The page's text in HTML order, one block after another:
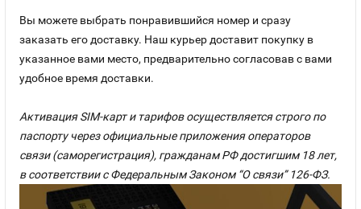
Вы можете выбрать понравившийся номер и сразу
заказать его доставку. Наш курьер доставит покупку в
указанное вами место, предварительно согласовав с вами
удобное время доставки.
Активация SIM-карт и тарифов осуществляется строго по
паспорту через официальные приложения операторов
связи (саморегистрация), гражданам РФ достигшим 18 лет,
в соответствии с Федеральным Законом “О связи” 126-ФЗ.